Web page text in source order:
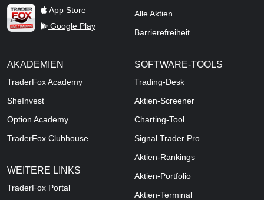
TraderFox Live Trading
App Store
Google Play
Alle Aktien
Barrierefreiheit
AKADEMIEN
TraderFox Academy
SheInvest
Option Academy
TraderFox Clubhouse
WEITERE LINKS
TraderFox Portal
SOFTWARE-TOOLS
Trading-Desk
Aktien-Screener
Charting-Tool
Signal Trader Pro
Aktien-Rankings
Aktien-Portfolio
Aktien-Terminal